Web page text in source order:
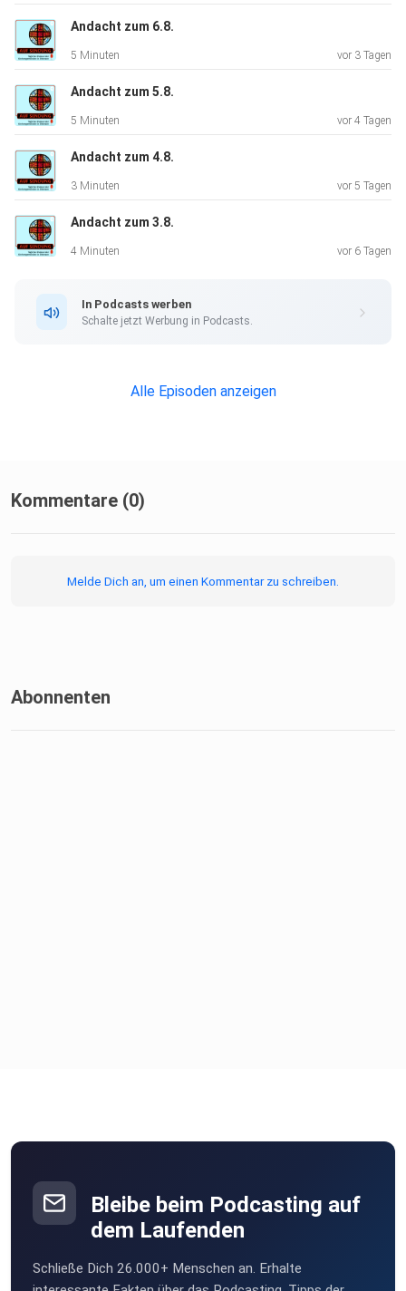
Andacht zum 6.8.
5 Minuten vor 3 Tagen
Andacht zum 5.8.
5 Minuten vor 4 Tagen
Andacht zum 4.8.
3 Minuten vor 5 Tagen
Andacht zum 3.8.
4 Minuten vor 6 Tagen
In Podcasts werben
Schalte jetzt Werbung in Podcasts.
Alle Episoden anzeigen
Kommentare (0)
Melde Dich an, um einen Kommentar zu schreiben.
Abonnenten
Bleibe beim Podcasting auf
dem Laufenden
Schließe Dich 26.000+ Menschen an. Erhalte